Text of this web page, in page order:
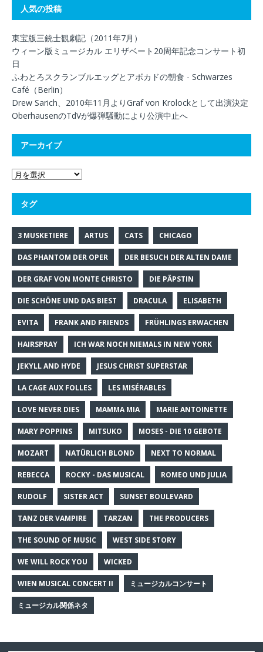
人気の投稿
東宝版三銃士観劇記（2011年7月）
ウィーン版ミュージカル エリザベート20周年記念コンサート初
日
ふわとろスクランブルエッグとアボカドの朝食 - Schwarzes
Café（Berlin）
Drew Sarich、2010年11月よりGraf von Krolockとして出演決定
OberhausenのTdVが爆弾騒動により公演中止へ
アーカイブ
タグ
3 MUSKETIERE ARTUS CATS CHICAGO
DAS PHANTOM DER OPER DER BESUCH DER ALTEN DAME
DER GRAF VON MONTE CHRISTO DIE PÄPSTIN
DIE SCHÖNE UND DAS BIEST DRACULA ELISABETH
EVITA FRANK AND FRIENDS FRÜHLINGS ERWACHEN
HAIRSPRAY ICH WAR NOCH NIEMALS IN NEW YORK
JEKYLL AND HYDE JESUS CHRIST SUPERSTAR
LA CAGE AUX FOLLES LES MISÉRABLES
LOVE NEVER DIES MAMMA MIA MARIE ANTOINETTE
MARY POPPINS MITSUKO MOSES - DIE 10 GEBOTE
MOZART NATÜRLICH BLOND NEXT TO NORMAL
REBECCA ROCKY - DAS MUSICAL ROMEO UND JULIA
RUDOLF SISTER ACT SUNSET BOULEVARD
TANZ DER VAMPIRE TARZAN THE PRODUCERS
THE SOUND OF MUSIC WEST SIDE STORY
WE WILL ROCK YOU WICKED
WIEN MUSICAL CONCERT II ミュージカルコンサート
ミュージカル関係ネタ